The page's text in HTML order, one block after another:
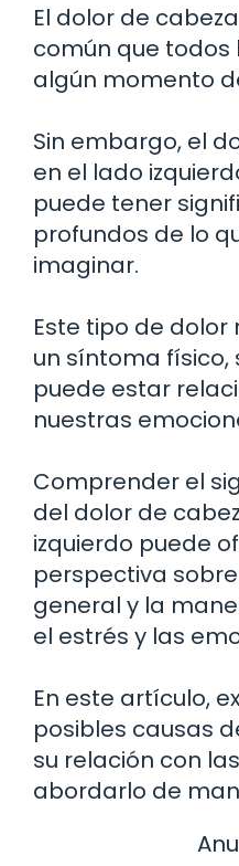
El dolor de
común que
algún momento
Sin embargo, el
en el lado
puede tener
profundos de lo
imaginar.
Este tipo de dolor
un síntoma
puede estar
nuestras
Comprender el
del dolor de
izquierdo puede
perspectiva
general y la
el estrés y las
En este artículo,
posibles causas
su relación con
abordarlo de